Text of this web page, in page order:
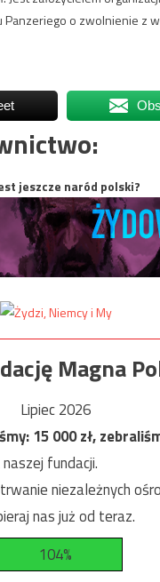
o zwolnienie z
jeszcze naród polski?
Magna
Lipiec 2026
15 000zł,
fundacji.
niezależnych
nas już od teraz.
104%